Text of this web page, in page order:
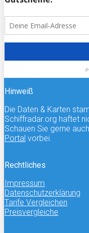
Hinweiß
Die Daten & Karten
Schiffradar.org haftet
Schauen Sie gerne
Portal vorbei.
Rechtliches
Impressum
Datenschutzerklärung
Tarife Vergleichen
Preisvergleiche